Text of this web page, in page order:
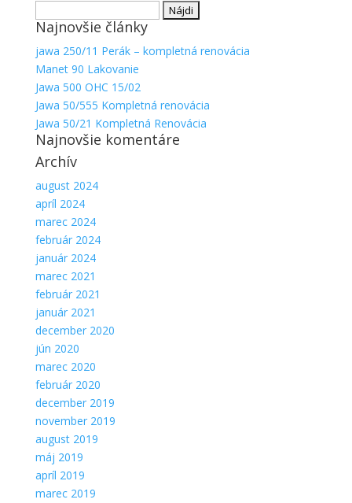
Najnovšie články
jawa 250/11 Perák – kompletná renovácia
Manet 90 Lakovanie
Jawa 500 OHC 15/02
Jawa 50/555 Kompletná renovácia
Jawa 50/21 Kompletná Renovácia
Najnovšie komentáre
Archív
august 2024
apríl 2024
marec 2024
február 2024
január 2024
marec 2021
február 2021
január 2021
december 2020
jún 2020
marec 2020
február 2020
december 2019
november 2019
august 2019
máj 2019
apríl 2019
marec 2019